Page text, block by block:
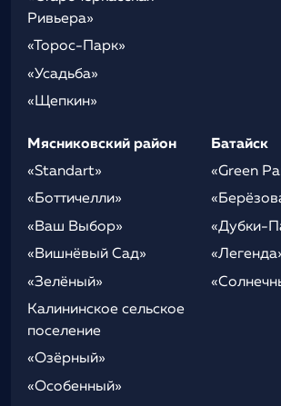
Ривьера»
«Торос-Парк»
«Усадьба»
«Щепкин»
Мясниковский район
«Standart»
«Боттичелли»
«Ваш Выбор»
«Вишнёвый Сад»
«Зелёный»
Калининское сельское
поселение
«Озёрный»
«Особенный»
Батайск
«Green
«Дубки-